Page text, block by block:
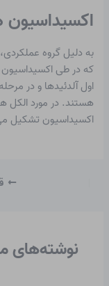
اکسیداسیون
به دلیل گروه
که در طی
اول آلدئیدها و در
هستند. در مورد الکل
اکسیداسیون تشکیل
نوشته‌های